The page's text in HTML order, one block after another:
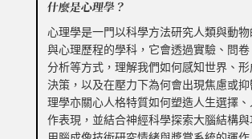
什麼是心理學？
心理學是一門以科學方法研究人類與動
與心理歷程的學科，它會透過實驗、問
分析等方式，理解我們如何感知世界、
決策，以及在壓力下為何會出現焦慮或
理學亦關心人格特質如何塑造人生選擇
作表現，並結合神經科學探索大腦結構與